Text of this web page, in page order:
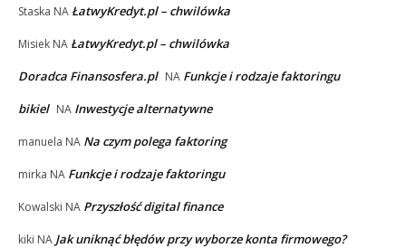
Staska NA ŁatwyKredyt.pl – chwilówka
Misiek NA ŁatwyKredyt.pl – chwilówka
Doradca Finansosfera.pl NA Funkcje i rodzaje faktoringu
bikiel NA Inwestycje alternatywne
manuela NA Na czym polega faktoring
mirka NA Funkcje i rodzaje faktoringu
Kowalski NA Przyszłość digital finance
kiki NA Jak uniknąć błędów przy wyborze konta firmowego?